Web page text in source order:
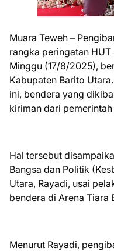
Muara Teweh –
rangka peringatan
Minggu (17/8/2025),
Kabupaten Barito
ini, bendera yang
kiriman dari
Hal tersebut
Bangsa dan Politik
Utara, Rayadi, usai
bendera di Arena Tiara
Menurut Rayadi,